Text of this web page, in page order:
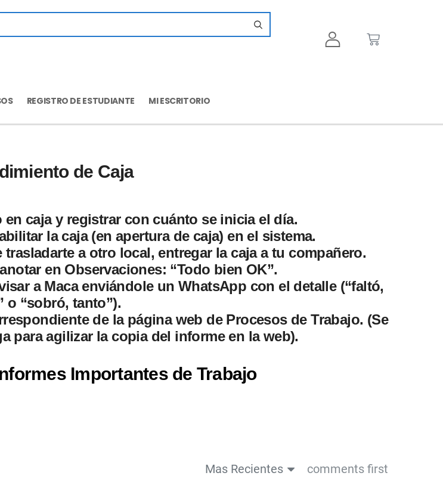
REGISTRO DE ESTUDIANTE MI ESCRITORIO
de Caja
caja y registrar con cuánto se inicia el día.
la caja (en apertura de caja) en el sistema.
a otro local, entregar la caja a tu compañero.
en Observaciones: “Todo bien OK”.
a Maca enviándole un WhatsApp con el detalle (“faltó,
o “sobró, tanto”).
de la página web de Procesos de Trabajo. (Se
para agilizar la copia del informe en la web).
Importantes de Trabajo
Mas Recientes comments first